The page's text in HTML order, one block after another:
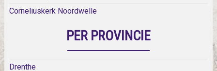
Corneliuskerk Noordwelle
PER PROVINCIE
Drenthe